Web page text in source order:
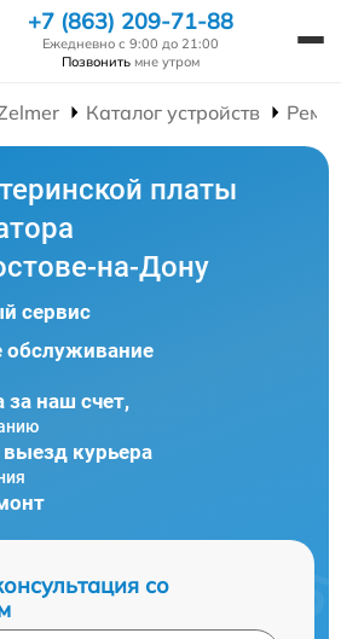
+7 (863) 209-71-88
Ежедневно с 9:00 до 21:00
Позвонить мне утром
Каталог устройств
платы
на-Дону
сервис
обслуживание
за наш счет,
курьера
со